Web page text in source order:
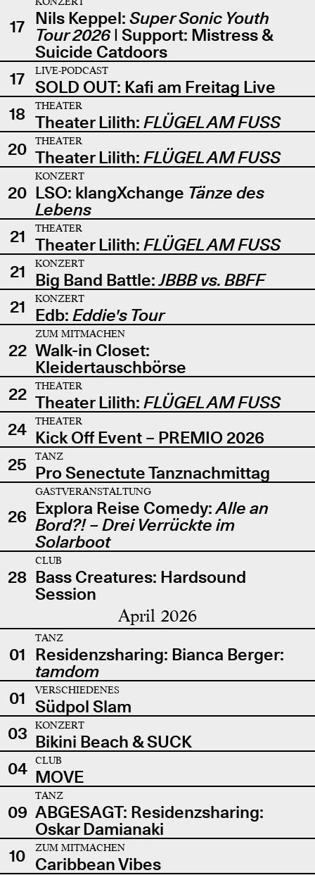
17 Nils Keppel: Super Sonic Youth
Tour 2026| Support: Mistress &
Suicide Catdoors
17
LIVE-PODCAST
SOLD OUT: Kafi am Freitag Live
18
THEATER
Theater Lilith: FLÜGEL AM FUSS
20
THEATER
Theater Lilith: FLÜGEL AM FUSS
20
KONZERT
LSO: klangXchange Tänze des
Lebens
21
THEATER
Theater Lilith: FLÜGEL AM FUSS
21
KONZERT
Big Band Battle:JBBB vs. BBFF
21
KONZERT
Edb: Eddie's Tour
22
ZUM MITMACHEN
Walk-in Closet:
Kleidertauschbörse
22
THEATER
Theater Lilith: FLÜGEL AM FUSS
24
THEATER
Kick Off Event – PREMIO 2026
25
TANZ
Pro Senectute Tanznachmittag
26
GASTVERANSTALTUNG
Explora Reise Comedy:Alle an
Bord?! – Drei Verrückte im
Solarboot
28
CLUB
Bass Creatures: Hardsound
Session
April 2026
01
TANZ
Residenzsharing: Bianca Berger:
tamdom
01
VERSCHIEDENES
Südpol Slam
03
KONZERT
Bikini Beach & SUCK
04
CLUB
MOVE
09
TANZ
ABGESAGT: Residenzsharing:
Oskar Damianaki
10
ZUM MITMACHEN
Caribbean Vibes